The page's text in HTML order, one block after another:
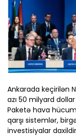
Ankarada keçirilən
azı 50 milyard
Paketə hava
qarşı sistemlər,
investisiyalar